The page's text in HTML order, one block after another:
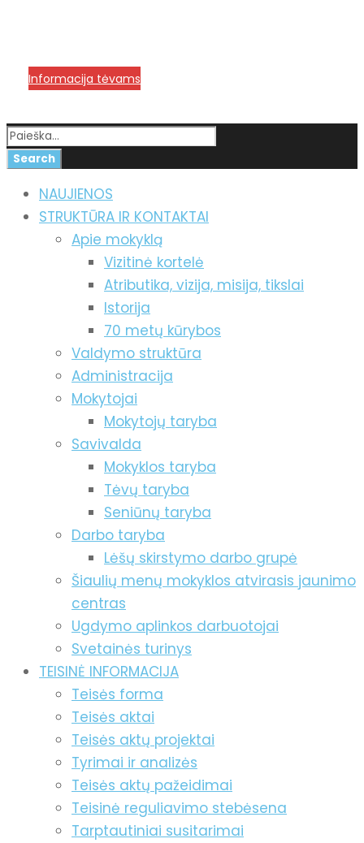
Informacija tėvams
NAUJIENOS
STRUKTŪRA IR KONTAKTAI
Apie mokyklą
Vizitinė kortelė
Atributika, vizija, misija, tikslai
Istorija
70 metų kūrybos
Valdymo struktūra
Administracija
Mokytojai
Mokytojų taryba
Savivalda
Mokyklos taryba
Tėvų taryba
Seniūnų taryba
Darbo taryba
Lėšų skirstymo darbo grupė
Šiaulių menų mokyklos atvirasis jaunimo
centras
Ugdymo aplinkos darbuotojai
Svetainės turinys
TEISINĖ INFORMACIJA
Teisės forma
Teisės aktai
Teisės aktų projektai
Tyrimai ir analizės
Teisės aktų pažeidimai
Teisinė reguliavimo stebėsena
Tarptautiniai susitarimai